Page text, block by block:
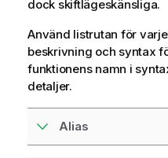
dock skiftlägeskänsliga.
Använd listrutan för
beskrivning och syntax
funktionens namn i
detaljer.
Alias